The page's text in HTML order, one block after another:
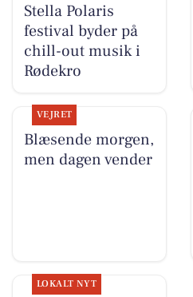
Stella Polaris
festival byder på
chill-out musik i
Rødekro
VEJRET
Blæsende morgen,
men dagen vender
LOKALT NYT